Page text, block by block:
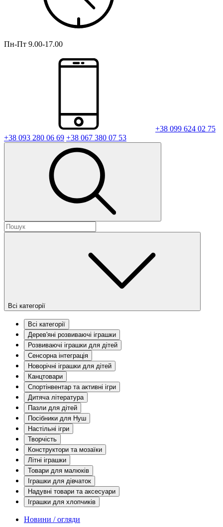
Пн-Пт 9.00-17.00
+38 099 624 02 75
+38 093 280 06 69 +38 067 380 07 53
Всі категорії
Всі категорії
Дерев'яні розвиваючі іграшки
Розвиваючі іграшки для дітей
Сенсорна інтеграція
Новорічні іграшки для дітей
Канцтовари
Спортінвентар та активні ігри
Дитяча література
Пазли для дітей
Посібники для Нуш
Настільні ігри
Творчість
Конструктори та мозаїки
Літні іграшки
Товари для малюків
Іграшки для дівчаток
Надувні товари та аксесуари
Іграшки для хлопчиків
Новини / огляди